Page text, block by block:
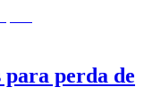
perda de